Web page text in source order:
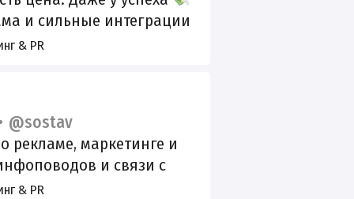
и сильные интеграции
Про деньги, мышление
а получают миллионы.
которая усиливает ваш
expert-book.pro/
& PR
@sostav
рекламе, маркетинге и
и связи с
news@sostav.ru.
& PR